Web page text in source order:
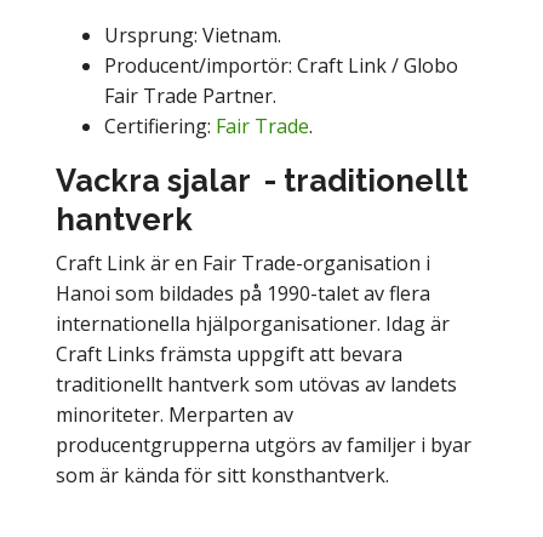
Ursprung: Vietnam.
Producent/importör: Craft Link / Globo
Fair Trade Partner.
Certifiering: Fair Trade.
Vackra sjalar - traditionellt
hantverk
Craft Link är en Fair Trade-organisation i
Hanoi som bildades på 1990-talet av flera
internationella hjälporganisationer. Idag är
Craft Links främsta uppgift att bevara
traditionellt hantverk som utövas av landets
minoriteter. Merparten av
producentgrupperna utgörs av familjer i byar
som är kända för sitt konsthantverk.